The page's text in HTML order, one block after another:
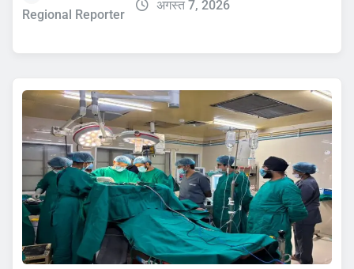
Regional Reporter
अगस्त 7, 2026